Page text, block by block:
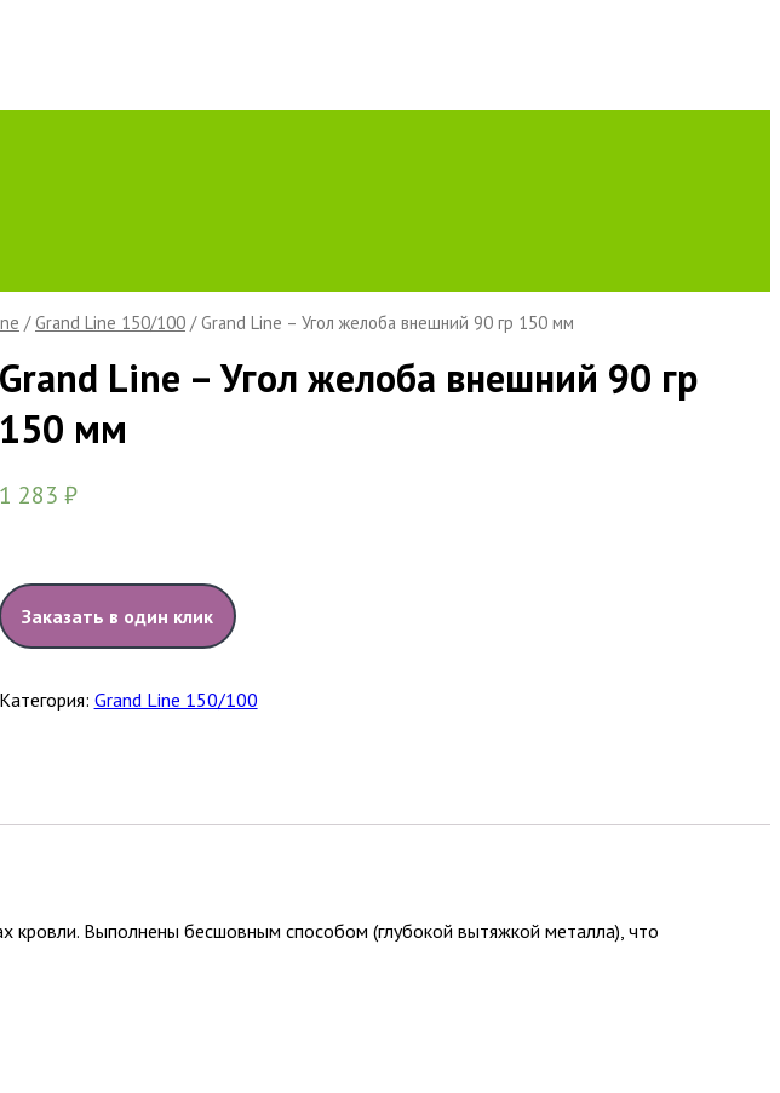
/Grand Line 150/100 / Grand Line – Угол желоба внешний 90 гр 150 мм
Grand Line – Угол желоба внешний 90 гр
150 мм
1 283 ₽
Заказать в один клик
Категория: Grand Line 150/100
кровли. Выполнены бесшовным способом (глубокой вытяжкой металла), что